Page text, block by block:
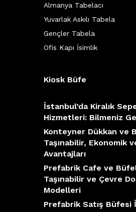
Almanya Tabelacı
Yuvarlak Askılı Tabela
Gençler Tabela
Ofis Kapı İsimlik
Kiosk Büfe
İstanbul’da Kiralık
Hizmetleri: Bilmeniz
Konteyner Dükkan ve
Taşınabilir, Ekonomik
Avantajları
Prefabrik Cafe ve
Taşınabilir ve Çevre
Modelleri
Prefabrik Satış Büfesi